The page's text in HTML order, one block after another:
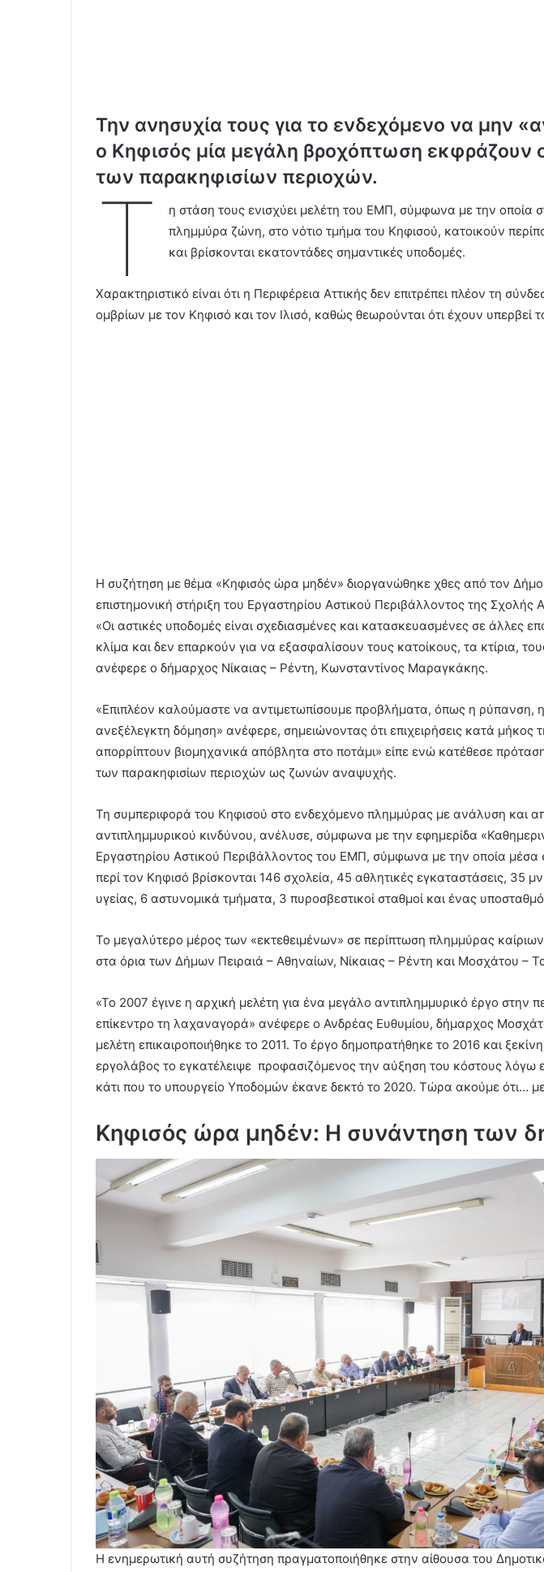
Την ανησυχία τους για το ενδεχόμενο να μην
ο Κηφισός μία μεγάλη βροχόπτωση εκφράζουν
των παρακηφισίων περιοχών.
Τ
η στάση τους ενισχύει μελέτη του ΕΜΠ, σύμφωνα με την οποία
πλημμύρα ζώνη, στο νότιο τμήμα του Κηφισού, κατοικούν
και βρίσκονται εκατοντάδες σημαντικές υποδομές.
Χαρακτηριστικό είναι ότι η Περιφέρεια Αττικής δεν επιτρέπει πλέον τη
ομβρίων με τον Κηφισό και τον Ιλισό, καθώς θεωρούνται ότι έχουν υπερβεί
Η συζήτηση με θέμα «Κηφισός ώρα μηδέν» διοργανώθηκε χθες από τον
επιστημονική στήριξη του Εργαστηρίου Αστικού Περιβάλλοντος της
«Οι αστικές υποδομές είναι σχεδιασμένες και κατασκευασμένες σε άλλες
κλίμα και δεν επαρκούν για να εξασφαλίσουν τους κατοίκους, τα κτίρια,
ανέφερε ο δήμαρχος Νίκαιας – Ρέντη, Κωνσταντίνος Μαραγκάκης.
«Επιπλέον καλούμαστε να αντιμετωπίσουμε προβλήματα, όπως η ρύπανση,
ανεξέλεγκτη δόμηση» ανέφερε, σημειώνοντας ότι επιχειρήσεις κατά
απορρίπτουν βιομηχανικά απόβλητα στο ποτάμι» είπε ενώ κατέθεσε
των παρακηφισίων περιοχών ως ζωνών αναψυχής.
Τη συμπεριφορά του Κηφισού στο ενδεχόμενο πλημμύρας με ανάλυση και
αντιπλημμυρικού κινδύνου, ανέλυσε, σύμφωνα με την εφημερίδα
Εργαστηρίου Αστικού Περιβάλλοντος του ΕΜΠ, σύμφωνα με την οποία
περί τον Κηφισό βρίσκονται 146 σχολεία, 45 αθλητικές εγκαταστάσεις, 35
υγείας, 6 αστυνομικά τμήματα, 3 πυροσβεστικοί σταθμοί και ένας
Το μεγαλύτερο μέρος των «εκτεθειμένων» σε περίπτωση πλημμύρας
στα όρια των Δήμων Πειραιά – Αθηναίων, Νίκαιας – Ρέντη και Μοσχάτου –
«Το 2007 έγινε η αρχική μελέτη για ένα μεγάλο αντιπλημμυρικό έργο στην
επίκεντρο τη λαχαναγορά» ανέφερε ο Ανδρέας Ευθυμίου, δήμαρχος
μελέτη επικαιροποιήθηκε το 2011. Το έργο δημοπρατήθηκε το 2016 και
εργολάβος το εγκατέλειψε προφασιζόμενος την αύξηση του κόστους λόγω
κάτι που το υπουργείο Υποδομών έκανε δεκτό το 2020. Τώρα ακούμε ότι…
Κηφισός ώρα μηδέν: Η συνάντηση των
Η ενημερωτική αυτή συζήτηση πραγματοποιήθηκε στην αίθουσα του